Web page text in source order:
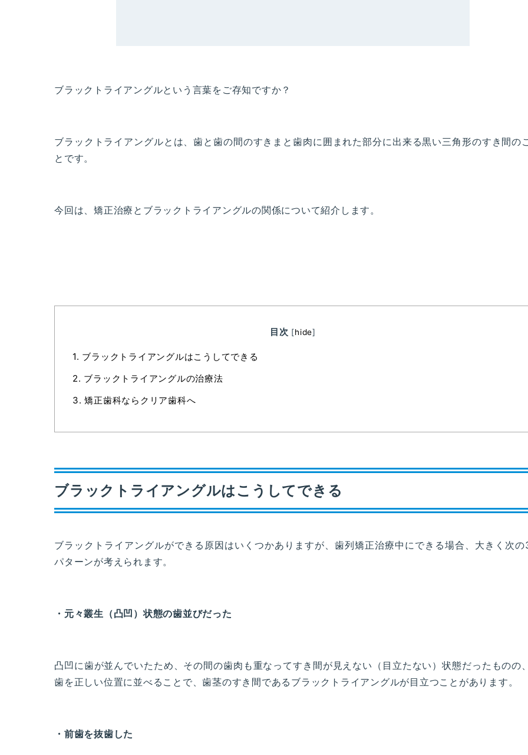
ブラックトライアングルという言葉をご存知ですか？
ブラックトライアングルとは、歯と歯の間のすきまと歯肉に囲まれた部分に出来る黒い三角形のすき間のこ
とです。
今回は、矯正治療とブラックトライアングルの関係について紹介します。
目次 [hide]
1. ブラックトライアングルはこうしてできる
2. ブラックトライアングルの治療法
3. 矯正歯科ならクリア歯科へ
ブラックトライアングルはこうしてできる
ブラックトライアングルができる原因はいくつかありますが、歯列矯正治療中にできる場合、大きく次の
パターンが考えられます。
・元々叢生（凸凹）状態の歯並びだった
凸凹に歯が並んでいたため、その間の歯肉も重なってすき間が見えない（目立たない）状態だったものの、
歯を正しい位置に並べることで、歯茎のすき間であるブラックトライアングルが目立つことがあります。
・前歯を抜歯した